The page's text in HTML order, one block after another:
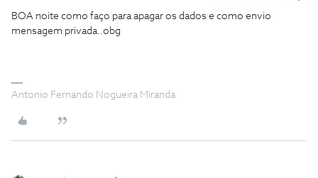
BOA noite como faço para apagar os dados e como envio
mensagem privada..obg
Antonio Fernando Nogueira Miranda